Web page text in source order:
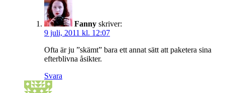
Fanny skriver:
9 juli, 2011 kl. 12:07
Ofta är ju ”skämt” bara ett annat sätt att paketera sina
efterblivna åsikter.
Svara